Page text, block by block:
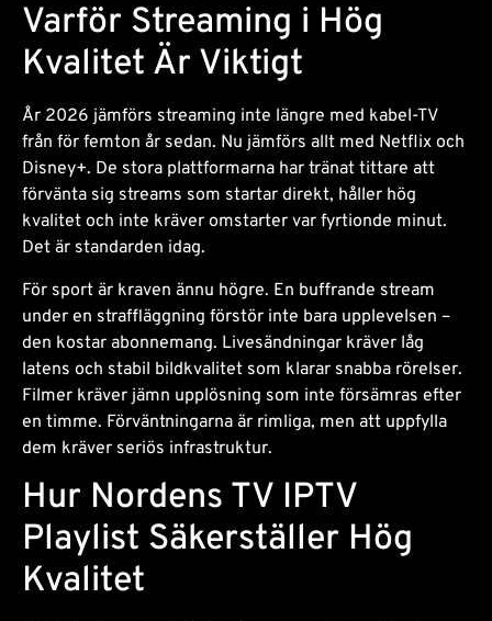
Varför Streaming i Hög
Kvalitet Är Viktigt
År 2026 jämförs streaming inte längre med kabel-TV
från för femton år sedan. Nu jämförs allt med Netflix och
Disney+. De stora plattformarna har tränat tittare att
förvänta sig streams som startar direkt, håller hög
kvalitet och inte kräver omstarter var fyrtionde minut.
Det är standarden idag.
För sport är kraven ännu högre. En buffrande stream
under en straffläggning förstör inte bara upplevelsen –
den kostar abonnemang. Livesändningar kräver låg
latens och stabil bildkvalitet som klarar snabba rörelser.
Filmer kräver jämn upplösning som inte försämras efter
en timme. Förväntningarna är rimliga, men att uppfylla
dem kräver seriös infrastruktur.
Hur Nordens TV IPTV
Playlist Säkerställer Hög
Kvalitet